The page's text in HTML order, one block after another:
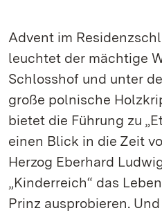
Advent im
leuchtet der mächtige
Schlosshof und unter
große polnische
bietet die Führung zu
einen Blick in die Zeit
Herzog Eberhard
„Kinderreich“ das
Prinz ausprobieren.